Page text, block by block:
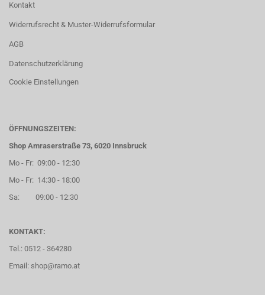
Kontakt
Widerrufsrecht & Muster-Widerrufsformular
AGB
Datenschutzerklärung
Cookie Einstellungen
ÖFFNUNGSZEITEN:
Shop Amraserstraße 73, 6020 Innsbruck
Mo - Fr: 09:00 - 12:30
Mo - Fr: 14:30 - 18:00
Sa: 09:00 - 12:30
KONTAKT:
Tel.: 0512 - 364280
Email: shop@ramo.at